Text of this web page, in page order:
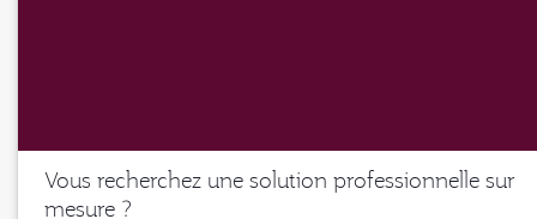
Vous recherchez une solution professionnelle sur
mesure ?